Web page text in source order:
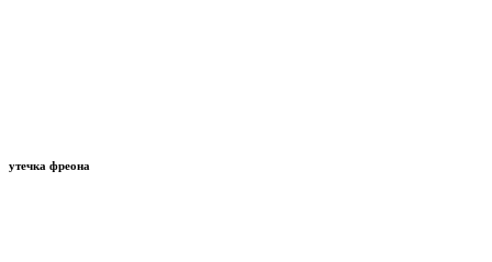
утечка фреона